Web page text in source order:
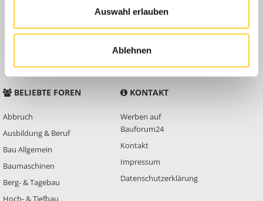
Auswahl erlauben
Ablehnen
Anleitungen
FAQ
Community Regeln
BELIEBTE FOREN
Abbruch
Ausbildung & Beruf
Bau Allgemein
Baumaschinen
Berg- & Tagebau
Hoch- & Tiefbau
KONTAKT
Werben auf
Bauforum24
Kontakt
Impressum
Datenschutzerklärung